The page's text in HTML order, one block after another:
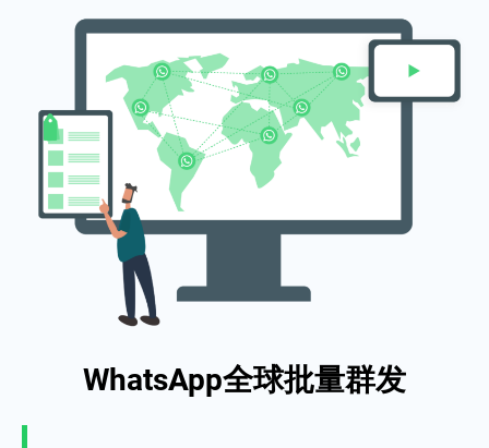
WhatsApp全球批量群发